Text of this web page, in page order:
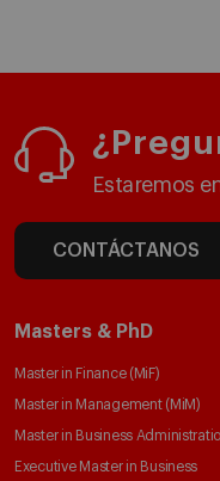
Estaremos
CONTÁCTANOS
Masters & PhD
Master in Finance (MiF)
Master in Management (MiM)
Master in Business
Executive Master in Business